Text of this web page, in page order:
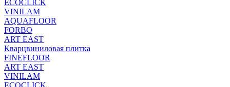
ECOCLICK
VINILAM
AQUAFLOOR
FORBO
ART EAST
Кварцвиниловая плитка
FINEFLOOR
ART EAST
VINILAM
ECOCLICK